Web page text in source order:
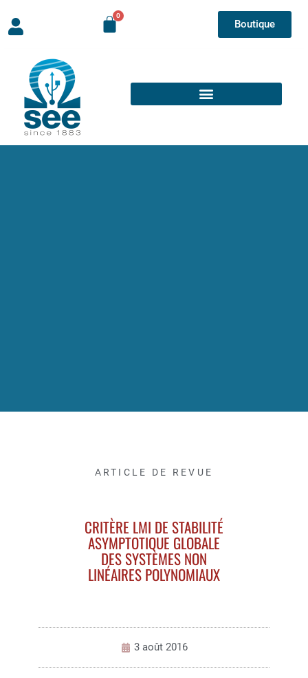
Boutique
ARTICLE DE REVUE
CRITÈRE LMI DE STABILITÉ
ASYMPTOTIQUE GLOBALE
DES SYSTÈMES NON
LINÉAIRES POLYNOMIAUX
3 août 2016